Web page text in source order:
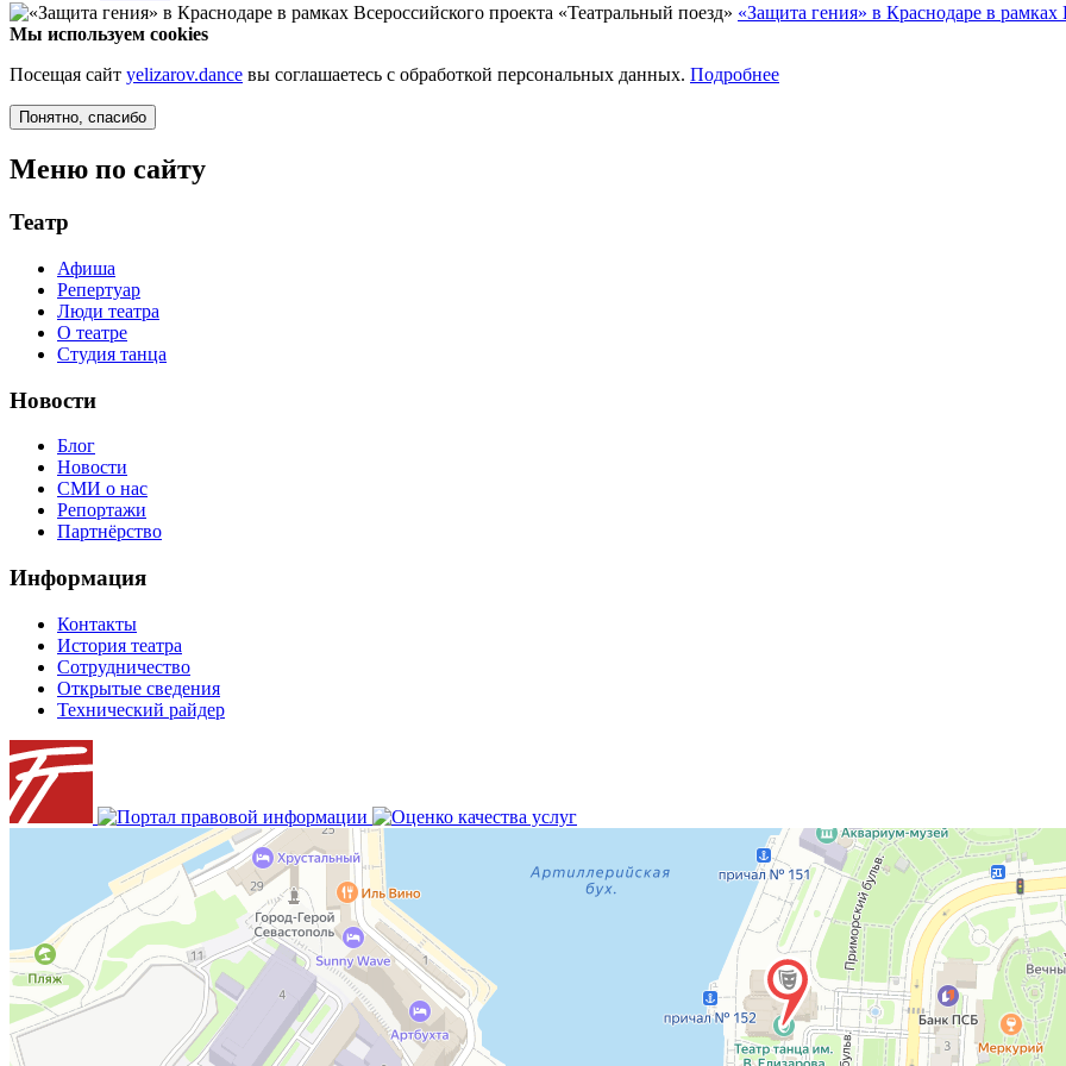
«Защита гения» в Краснодаре в рамках
Мы используем cookies
Посещая сайт yelizarov.dance вы соглашаетесь с обработкой персональных данных. Подробнее
Понятно , спасибо
Меню по сайту
Театр
Афиша
Репертуар
Люди театра
О театре
Студия танца
Новости
Блог
Новости
СМИ о нас
Репортажи
Партнёрство
Информация
Контакты
История театра
Сотрудничество
Открытые сведения
Технический райдер